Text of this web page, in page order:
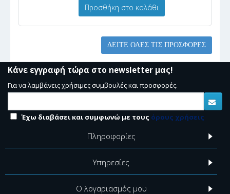
Προσθήκη στο καλάθι
ΔΕΊΤΕ ΌΛΕΣ ΤΙΣ ΠΡΟΣΦΟΡΈΣ
Κάνε εγγραφή τώρα στο newsletter μας!
Για να λαμβάνεις χρήσιμες συμβουλές και προσφορές.
Έχω διαβάσει και συμφωνώ με τους όρους χρήσεις
Πληροφορίες
Υπηρεσίες
Ο λογαριασμός μου